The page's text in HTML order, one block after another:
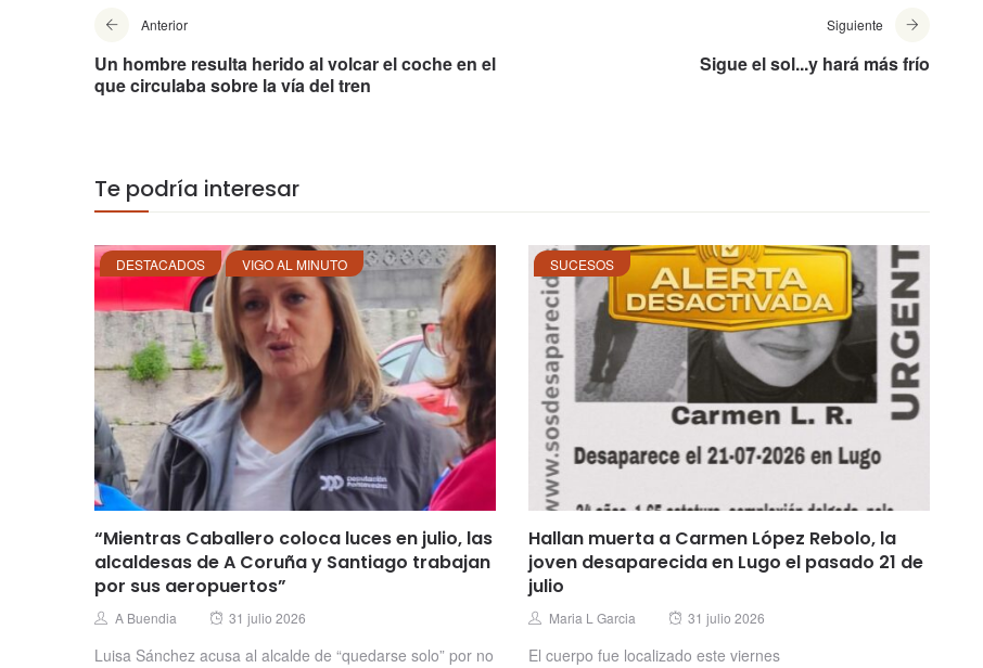
Anterior
Un hombre resulta herido al volcar el coche en el
que circulaba sobre la vía del tren
Siguiente
Sigue el sol...y hará más frío
Te podría interesar
DESTACADOS VIGO AL MINUTO
“Mientras Caballero coloca luces en julio, las
alcaldesas de A Coruña y Santiago trabajan
por sus aeropuertos”
Author
A Buendia
Posted
31 julio 2026
Luisa Sánchez acusa al alcalde de “quedarse solo” por no
SUCESOS
Hallan muerta a Carmen López Rebolo, la
joven desaparecida en Lugo el pasado 21 de
julio
Author
Maria L Garcia
Posted
31 julio 2026
El cuerpo fue localizado este viernes